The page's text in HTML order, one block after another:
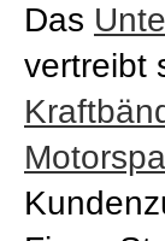
Das
vertreibt